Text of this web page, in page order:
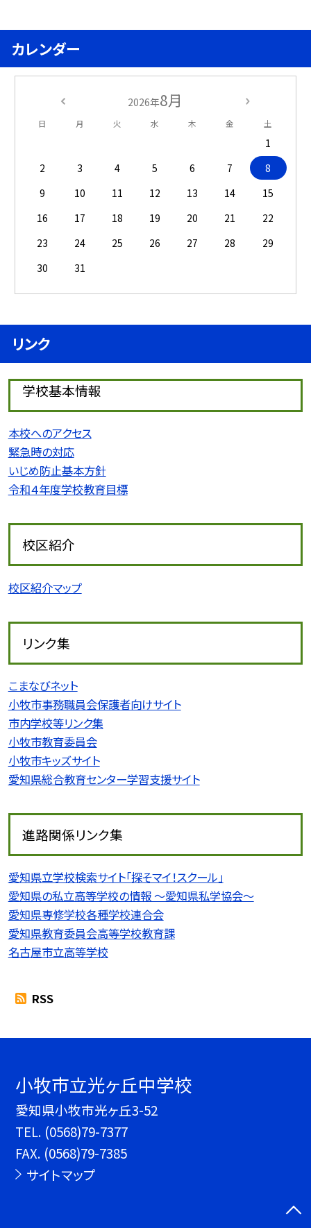
カレンダー
2026年8月
日 月 火 水 木 金 土
1
2
3 4 5 6 7
8
9
10 11 12 13 14
15
16
17 18 19 20 21
22
23
24 25 26 27 28
29
30
31
リンク
学校基本情報
本校へのアクセス
緊急時の対応
いじめ防止基本方針
令和４年度学校教育目標
校区紹介
校区紹介マップ
リンク集
こまなびネット
小牧市事務職員会保護者向けサイト
市内学校等リンク集
小牧市教育委員会
小牧市キッズサイト
愛知県総合教育センター学習支援サイト
進路関係リンク集
愛知県立学校検索サイト「探そマイ！スクール」
愛知県の私立高等学校の情報 〜愛知県私学協会〜
愛知県専修学校各種学校連合会
愛知県教育委員会高等学校教育課
名古屋市立高等学校
RSS
小牧市立光ヶ丘中学校
愛知県小牧市光ヶ丘3-52
TEL. (0568)79-7377
FAX. (0568)79-7385
サイトマップ